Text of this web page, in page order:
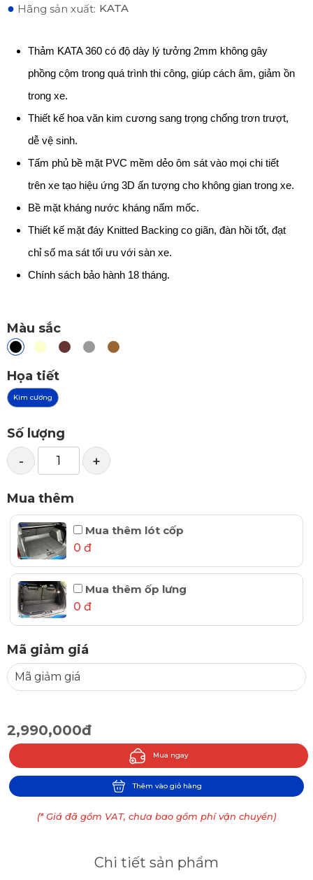
● Hãng sản xuất: KATA
Thảm KATA 360 có độ dày lý tưởng 2mm không gây
phồng cộm trong quá trình thi công, giúp cách âm, giảm ồn
trong xe.
Thiết kế hoa văn kim cương sang trọng chống trơn trượt,
dễ vệ sinh.
Tấm phủ bề mặt PVC mềm dẻo ôm sát vào mọi chi tiết
trên xe tạo hiệu ứng 3D ấn tượng cho không gian trong xe.
Bề mặt kháng nước kháng nấm mốc.
Thiết kế mặt đáy Knitted Backing co giãn, đàn hồi tốt, đạt
chỉ số ma sát tối ưu với sàn xe.
Chính sách bảo hành 18 tháng.
Màu sắc
Họa tiết
Kim cương
Số lượng
- +
Mua thêm
Mua thêm lót cốp
0 đ
Mua thêm ốp lưng
0 đ
Mã giảm giá
2,990,000đ
Mua ngay
Thêm vào giỏ hàng
(* Giá đã gồm VAT, chưa bao gồm phí vận chuyển)
Chi tiết sản phẩm